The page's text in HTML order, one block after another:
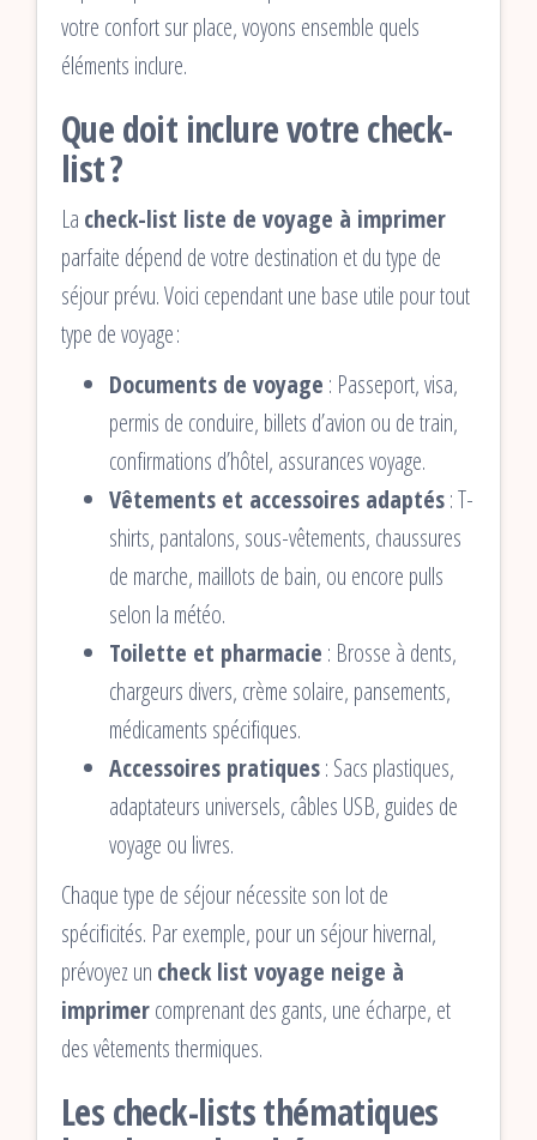
votre confort sur place, voyons ensemble quels
éléments inclure.
Que doit inclure votre check-
list ?
La check-list liste de voyage à imprimer
parfaite dépend de votre destination et du type de
séjour prévu. Voici cependant une base utile pour tout
type de voyage :
Documents de voyage : Passeport, visa,
permis de conduire, billets d’avion ou de train,
confirmations d’hôtel, assurances voyage.
Vêtements et accessoires adaptés: T-
shirts, pantalons, sous-vêtements, chaussures
de marche, maillots de bain, ou encore pulls
selon la météo.
Toilette et pharmacie : Brosse à dents,
chargeurs divers, crème solaire, pansements,
médicaments spécifiques.
Accessoires pratiques: Sacs plastiques,
adaptateurs universels, câbles USB, guides de
voyage ou livres.
Chaque type de séjour nécessite son lot de
spécificités. Par exemple, pour un séjour hivernal,
prévoyez un check list voyage neige à
imprimercomprenant des gants, une écharpe, et
des vêtements thermiques.
Les check-lists thématiques